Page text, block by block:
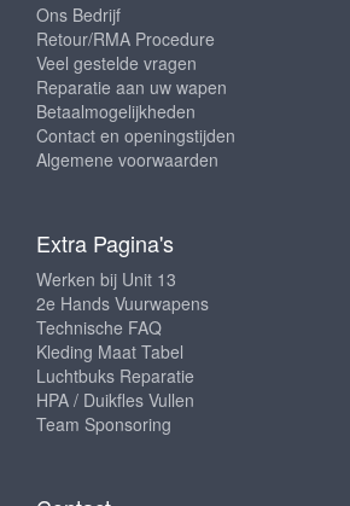
Ons Bedrijf
Retour/RMA Procedure
Veel gestelde vragen
Reparatie aan uw wapen
Betaalmogelijkheden
Contact en openingstijden
Algemene voorwaarden
Extra Pagina's
Werken bij Unit 13
2e Hands Vuurwapens
Technische FAQ
Kleding Maat Tabel
Luchtbuks Reparatie
HPA / Duikfles Vullen
Team Sponsoring